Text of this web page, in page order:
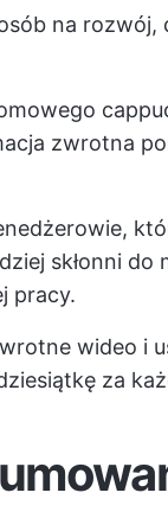
na rozwój,
zwrotna
skłonni do
pracy.
wideo i
za